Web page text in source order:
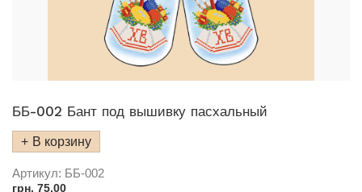
ББ-002 Бант под вышивку пасхальный
В корзину
Артикул: ББ-002
грн. 75.00